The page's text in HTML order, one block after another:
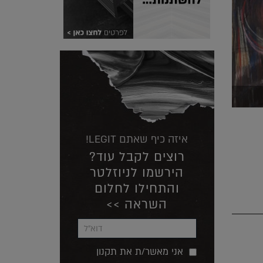
איזה כיף שאתם LEGIT!
רוצים לקבל עוד?
הירשמו לניוזלטר
והתחילו לחלום
השראה >>
אני מאשר/ת את תקנון